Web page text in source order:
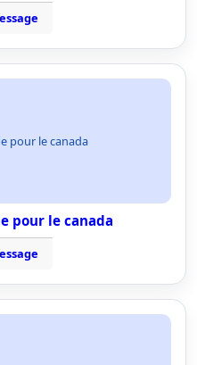
pour le canada
pour le canada